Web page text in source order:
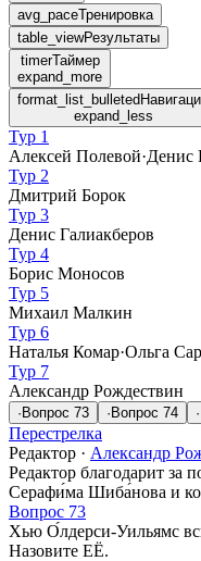
avg_paceТренировка
table_viewРезультаты
timerТаймер
expand_more
format_list_bulleted
expand_less
Тур 1
Алексей Полевой·Денис
Тур 2
Дмитрий Борок
Тур 3
Денис Галиакберов
Тур 4
Борис Моносов
Тур 5
Михаил Малкин
Тур 6
Наталья Комар·Ольга
Тур 7
Александр Рождествин
· Вопрос 73 · Вопрос 74 ·
Перестрелка
Редактор · Александр
Редактор благодарит
Серафи́ма Шиба́нова и
Вопрос 73
Хью О́лдерси-Уильямс
Назовите ЕЁ.